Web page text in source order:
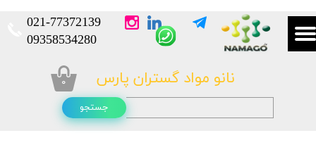
نانو مواد گستران پارس
021-77372139​​​​​​​
​​​​​​​09358534280
جستجو
۰